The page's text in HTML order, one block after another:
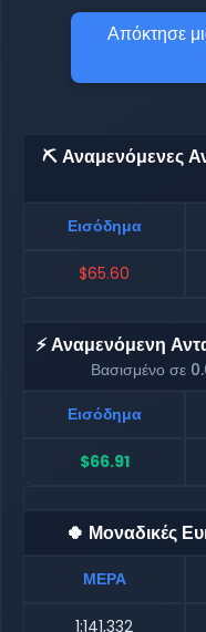
Απόκτησε
⛏️ Αναμενόμενες
Εισόδημα
$65.60
⚡ Αναμενόμενη
Βασισμένο σε
Εισόδημα
$66.91
🍀 Μοναδικές
ΜΕΡΑ
1:141,332